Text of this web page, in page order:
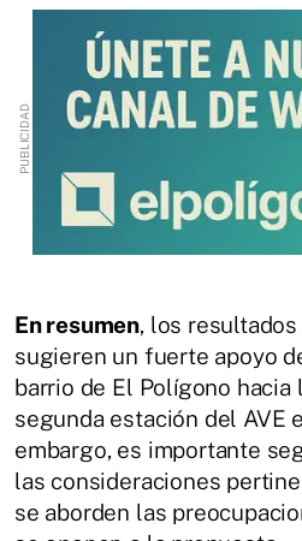
En resumen, los
sugieren un fuerte apoyo
barrio de El Polígono
segunda estación del AVE
embargo, es importante
las consideraciones
se aborden las